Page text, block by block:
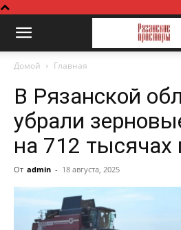
Домой Главная
В Рязанской
убрали
на 712 тысячах
От admin - 18 августа, 2025